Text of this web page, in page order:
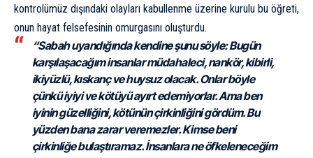
kontrolümüz dışındaki olayları kabullenme üzerine kurulu bu öğreti,
onun hayat felsefesinin omurgasını oluşturdu.
“Sabah uyandığında kendine şunu söyle: Bugün
karşılaşacağım insanlar müdahaleci, nankör, kibirli,
ikiyüzlü, kıskanç ve huysuz olacak. Onlar böyle
çünkü iyiyi ve kötüyü ayırt edemiyorlar. Ama ben
iyinin güzelliğini, kötünün çirkinliğini gördüm. Bu
yüzden bana zarar veremezler. Kimse beni
çirkinliğe bulaştıramaz. İnsanlara ne öfkeleneceğim